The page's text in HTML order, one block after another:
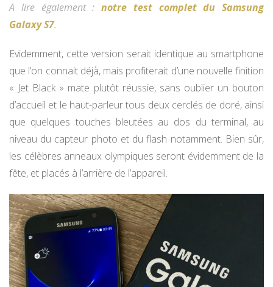
A lire également : notre test complet du Samsung
Galaxy S7.
Evidemment, cette version serait identique au smartphone
que l’on connait déjà, mais profiterait d’une nouvelle finition
« Jet Black » mate plutôt réussie, sans oublier un bouton
d’accueil et le haut-parleur tous deux cerclés de doré, ainsi
que quelques touches bleutées au dos du terminal, au
niveau du capteur photo et du flash notamment. Bien sûr,
les célèbres anneaux olympiques seront évidemment de la
fête, et placés à l’arrière de l’appareil.